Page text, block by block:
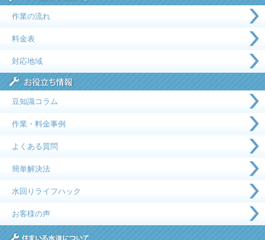
作業の流れ
料金表
対応地域
豆知識コラム
作業・料金事例
よくある質問
簡単解決法
水回りライフハック
お客様の声